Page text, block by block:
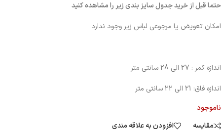
حتما قبل از خرید جدول سایز بندی زیر را مشاهده کنید
امکان تعویض یا مرجوعی لباس زیر وجود ندارد
اندازه کمر : 27 الی 28 سانتی متر
اندازه فاق: 21 الی 22 سانتی متر
ناموجود
مقایسه
افزودن به علاقه مندی